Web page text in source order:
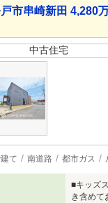
市串崎新田 4,280
中古住宅
て 南道路 都市ガス
■キッズ
き含めて